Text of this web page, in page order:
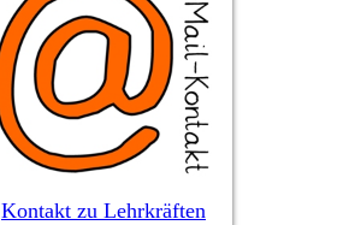
Kontakt zu Lehrkräften